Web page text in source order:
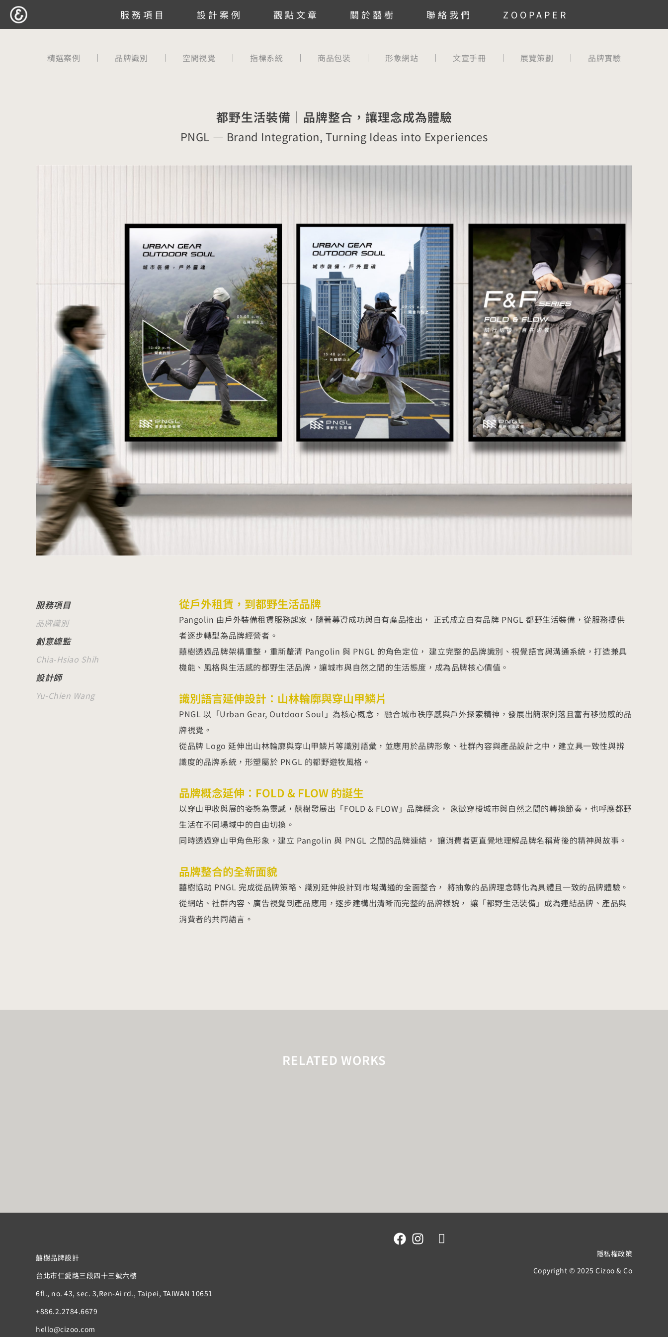
服務項目 設計案例 觀點文章 關於囍樹 聯絡我們 ZOOPAPER
精選案例 品牌識別 空間視覺 指標系統 商品包裝 形象網站 文宣手冊 展覽策劃 品牌實驗
都野生活裝備｜品牌整合，讓理念成為體驗
PNGL — Brand Integration, Turning Ideas into Experiences
服務項目
品牌識別
創意總監
Chia-Hsiao Shih
設計師
Yu-Chien Wang
從戶外租賃，到都野生活品牌
Pangolin 由戶外裝備租賃服務起家，隨著募資成功與自有產品推出， 正式成立自有品牌 PNGL 都野生活裝備，從服務提供
者逐步轉型為品牌經營者。
囍樹透過品牌架構重整，重新釐清 Pangolin 與 PNGL 的角色定位， 建立完整的品牌識別、視覺語言與溝通系統，打造兼具
機能、風格與生活感的都野生活品牌，讓城市與自然之間的生活態度，成為品牌核心價值。
識別語言延伸設計：山林輪廓與穿山甲鱗片
PNGL 以「Urban Gear, Outdoor Soul」為核心概念， 融合城市秩序感與戶外探索精神，發展出簡潔俐落且富有移動感的品
牌視覺。
從品牌 Logo 延伸出山林輪廓與穿山甲鱗片等識別語彙，並應用於品牌形象、社群內容與產品設計之中，建立具一致性與辨
識度的品牌系統，形塑屬於 PNGL 的都野遊牧風格。
品牌概念延伸：FOLD & FLOW 的誕生
以穿山甲收與展的姿態為靈感，囍樹發展出「FOLD & FLOW」品牌概念， 象徵穿梭城市與自然之間的轉換節奏，也呼應都野
生活在不同場域中的自由切換。
同時透過穿山甲角色形象，建立 Pangolin 與 PNGL 之間的品牌連結， 讓消費者更直覺地理解品牌名稱背後的精神與故事。
品牌整合的全新面貌
囍樹協助 PNGL 完成從品牌策略、識別延伸設計到市場溝通的全面整合， 將抽象的品牌理念轉化為具體且一致的品牌體驗。
從網站、社群內容、廣告視覺到產品應用，逐步建構出清晰而完整的品牌樣貌， 讓「都野生活裝備」成為連結品牌、產品與
消費者的共同語言。
RELATED WORKS
囍樹品牌設計
台北市仁愛路三段四十三號六樓
6fl., no. 43, sec. 3,Ren-Ai rd., Taipei, TAIWAN 10651
+886.2.2784.6679
hello@cizoo.com
隱私權政策
Copyright © 2025 Cizoo & Co